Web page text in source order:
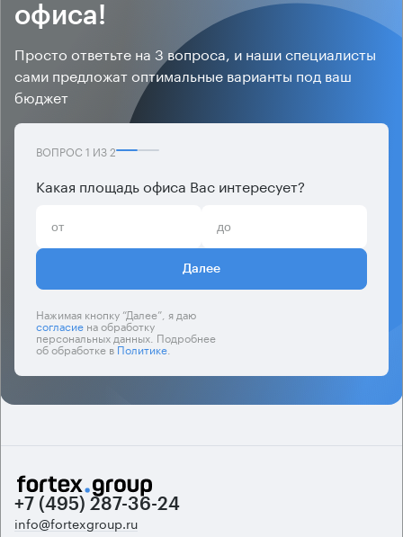
офиса!
Просто ответьте на 3 вопроса, и наши специалисты
сами предложат оптимальные варианты под ваш
бюджет
ВОПРОС 1 ИЗ2
Какая площадь офиса Вас интересует?
Далее
Нажимая кнопку “Далее”, я даю
согласиена обработку
персональных данных. Подробнее
об обработке вПолитике.
+7 (495) 287-36-24
info@fortexgroup.ru